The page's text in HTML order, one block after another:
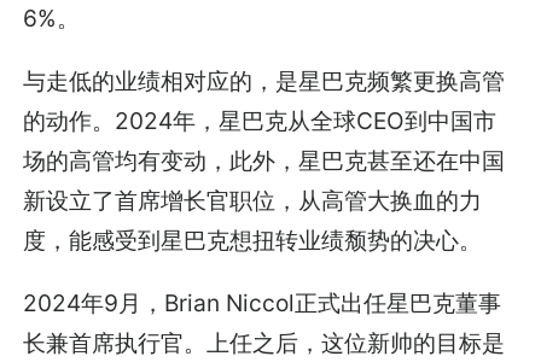
6%。
与走低的业绩相对应的，是星巴克频繁更换高管
的动作。2024年，星巴克从全球CEO到中国市
场的高管均有变动，此外，星巴克甚至还在中国
新设立了首席增长官职位，从高管大换血的力
度，能感受到星巴克想扭转业绩颓势的决心。
2024年9月，Brian Niccol正式出任星巴克董事
长兼首席执行官。上任之后，这位新帅的目标是